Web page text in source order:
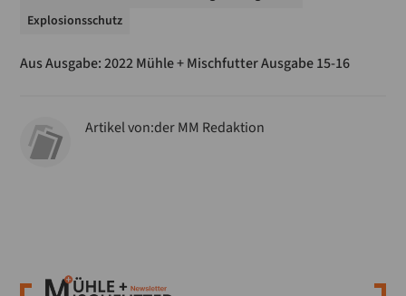
Explosionsschutz
Aus Ausgabe:2022 Mühle + Mischfutter Ausgabe 15-16
Artikel von:der MM Redaktion